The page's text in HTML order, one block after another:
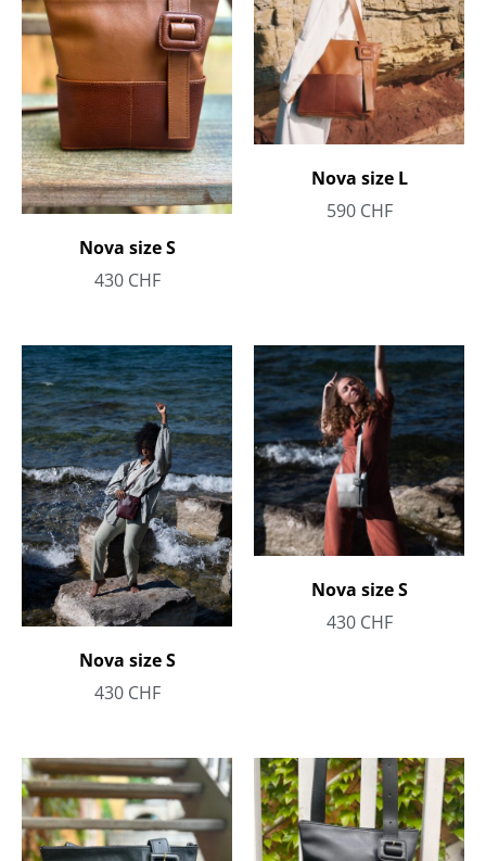
Nova size S
430 CHF
Nova size L
590 CHF
Nova size S
430 CHF
Nova size S
430 CHF